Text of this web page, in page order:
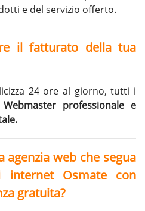
e del servizio offerto.
il fatturato della tua
24 ore al giorno, tutti i
professionale e
web che segua
internet Osmate con
gratuita?